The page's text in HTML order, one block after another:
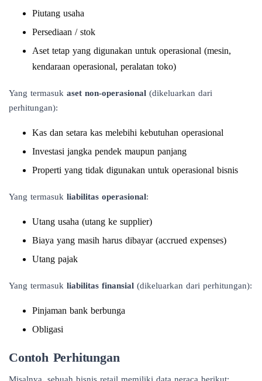
Piutang usaha
Persediaan / stok
Aset tetap yang digunakan untuk operasional (mesin,
kendaraan operasional, peralatan toko)
Yang termasuk aset non-operasional (dikeluarkan dari
perhitungan):
Kas dan setara kas melebihi kebutuhan operasional
Investasi jangka pendek maupun panjang
Properti yang tidak digunakan untuk operasional bisnis
Yang termasuk liabilitas operasional:
Utang usaha (utang ke supplier)
Biaya yang masih harus dibayar (accrued expenses)
Utang pajak
Yang termasuk liabilitas finansial (dikeluarkan dari perhitungan):
Pinjaman bank berbunga
Obligasi
Contoh Perhitungan
Misalnya, sebuah bisnis retail memiliki data neraca berikut: